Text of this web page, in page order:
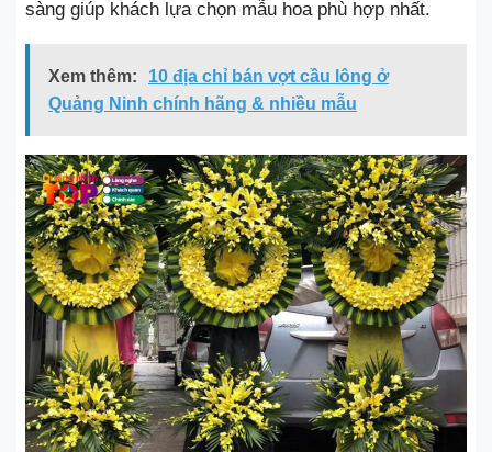
sàng giúp khách lựa chọn mẫu hoa phù hợp nhất.
Xem thêm:
10 địa chỉ bán vợt cầu lông ở
Quảng Ninh chính hãng & nhiều mẫu